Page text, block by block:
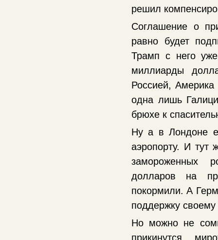
решил
Соглашение о
равно будет
Трамп с него
миллиарды
Россией,
одна лишь
брюхе к
Ну а в Лондоне
аэропорту. И тут
замороженных
долларов на
покормили. А
поддержку
Но можно не
прикинутся